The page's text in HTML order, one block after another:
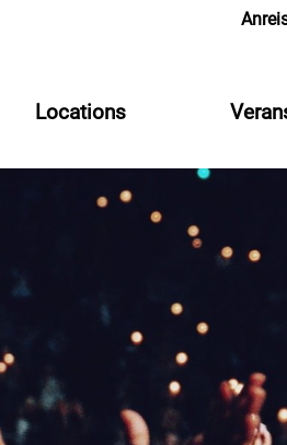
Locations